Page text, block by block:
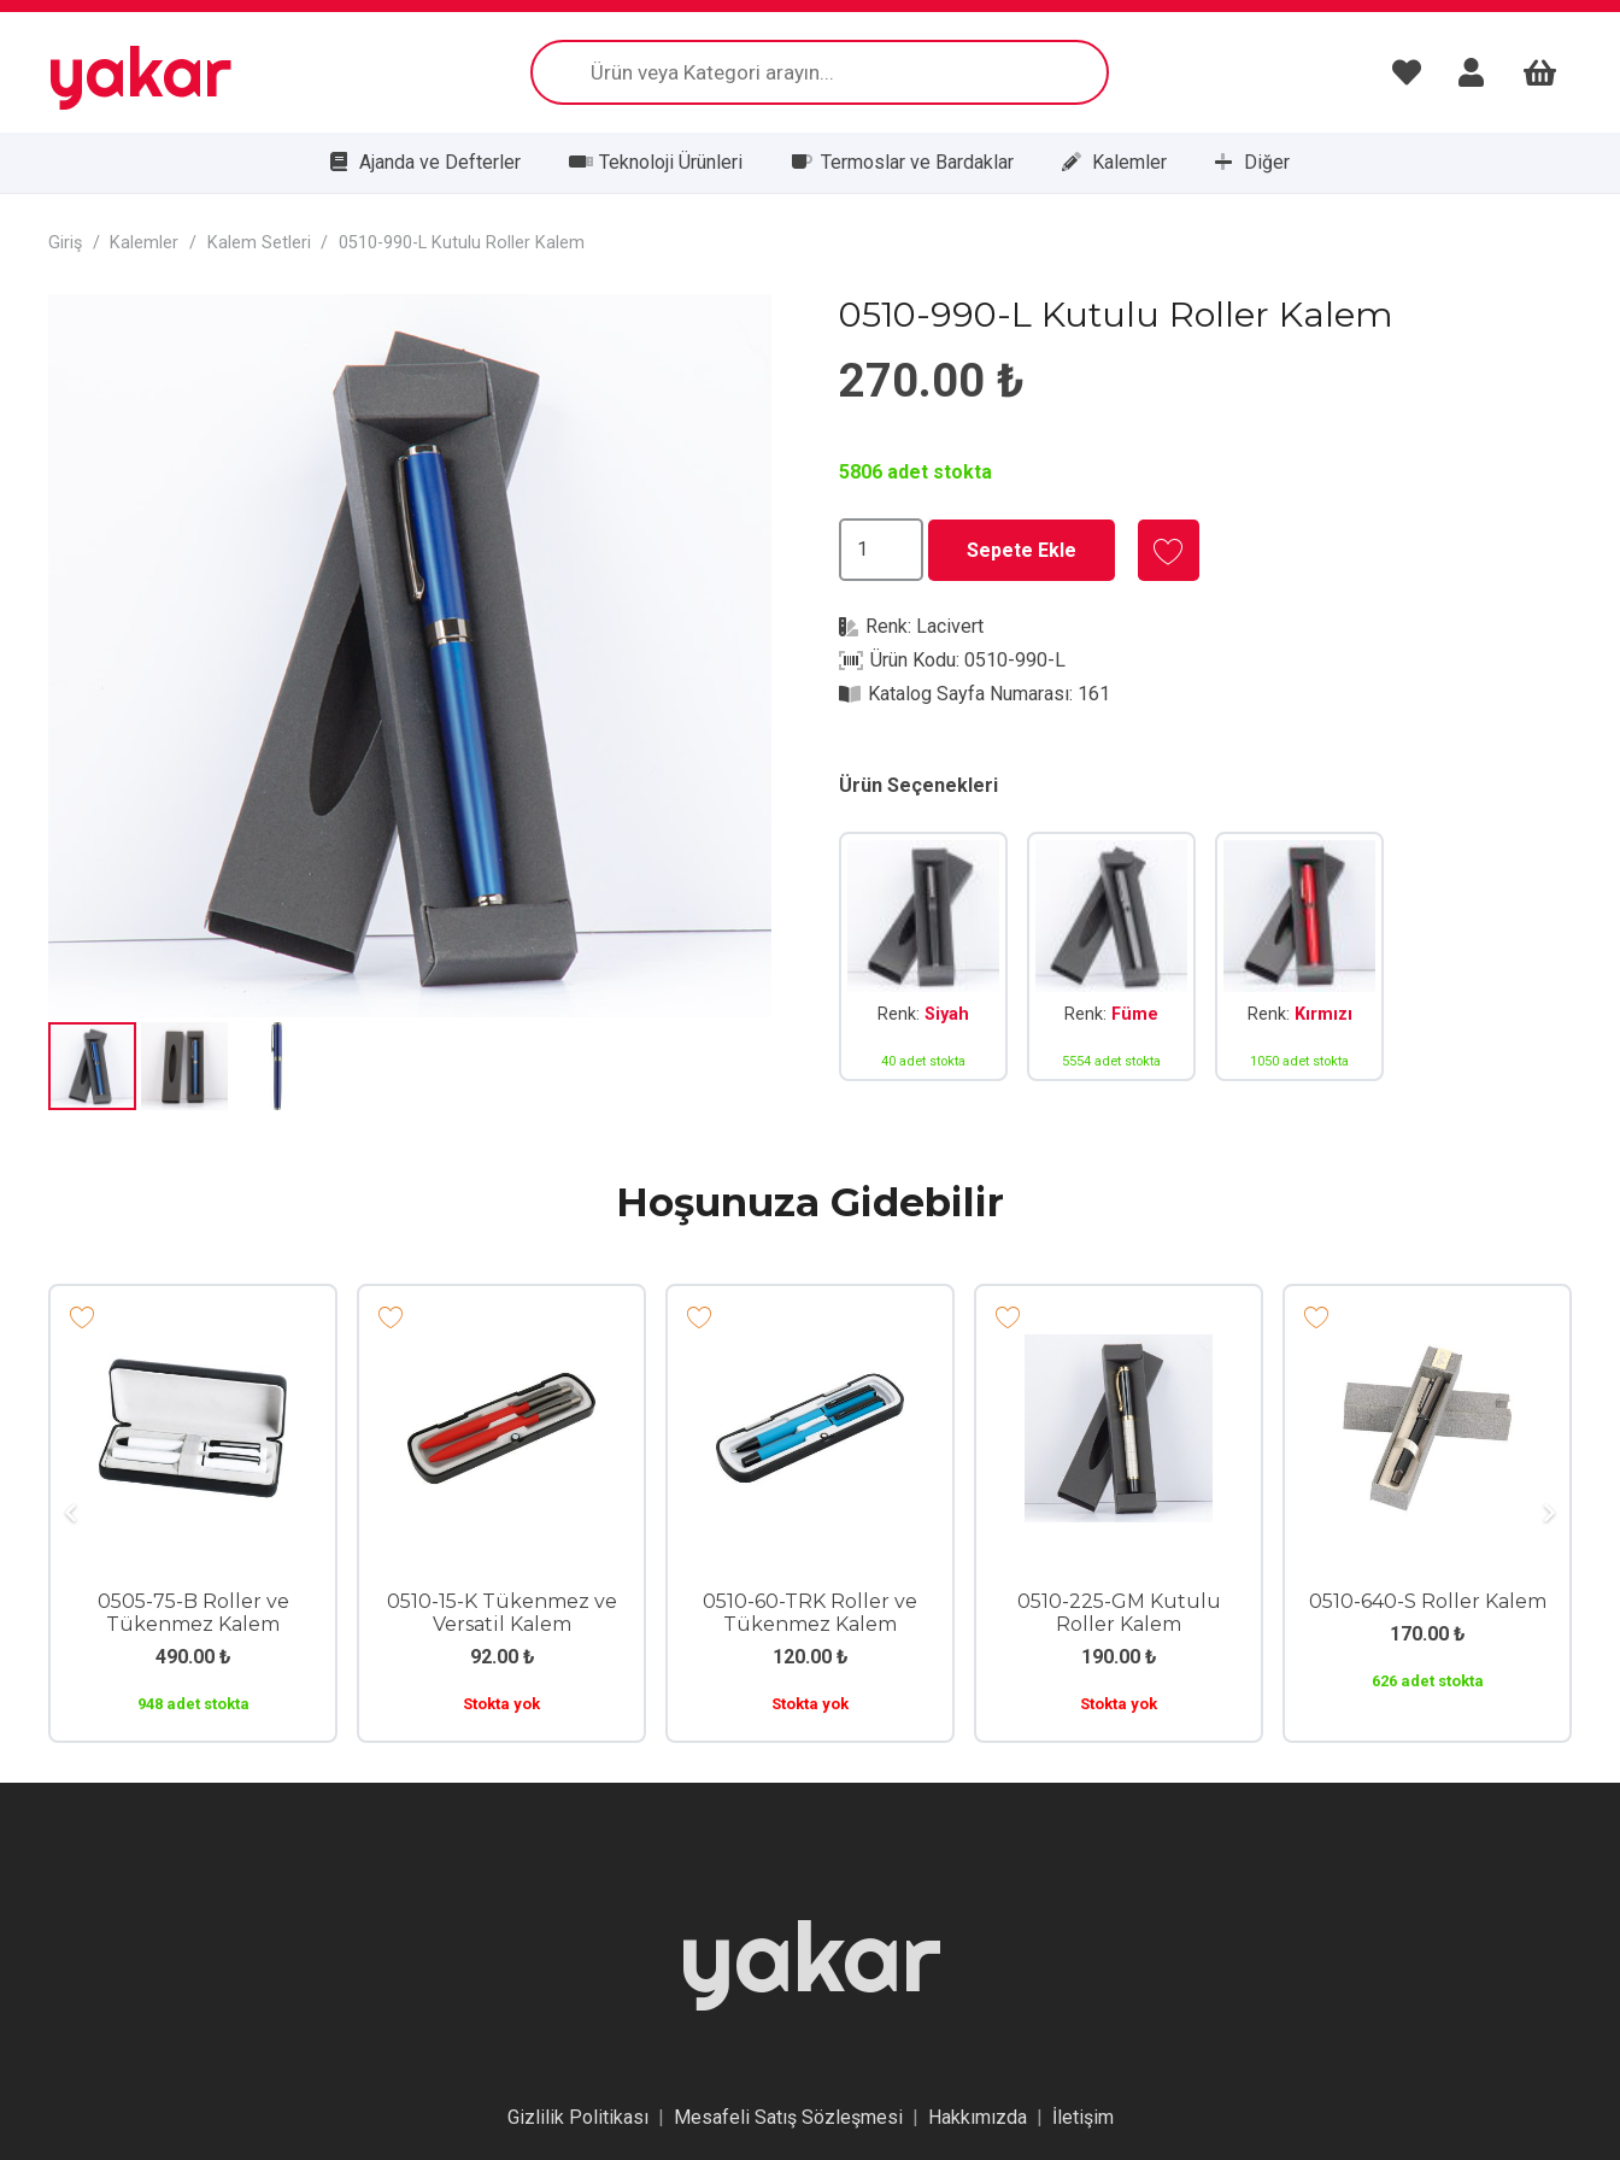
yakar
Products
search
Ajanda ve Defterler Teknoloji Ürünleri Termoslar ve Bardaklar Kalemler Diğer
Giriş / Kalemler / Kalem Setleri / 0510-990-L Kutulu Roller Kalem
0510-990-L Kutulu Roller Kalem
270.00 ₺
5806 adet stokta
Kutulu
Roller
Kalem
Sepete Ekle
Renk: Lacivert
Ürün Kodu:0510-990-L
Katalog Sayfa Numarası: 161
Ürün Seçenekleri
Renk: Siyah
40 adet stokta
Renk: Füme
5554 adet stokta
Renk: Kırmızı
1050 adet stokta
Hoşunuza Gidebilir
0505-75-B Roller ve
Tükenmez Kalem
490.00 ₺
948 adet stokta
0510-15-K Tükenmez ve
Versatil Kalem
92.00 ₺
Stokta yok
0510-60-TRK Roller ve
Tükenmez Kalem
120.00 ₺
Stokta yok
0510-225-GM Kutulu
Roller Kalem
190.00 ₺
Stokta yok
0510-640-S Roller Kalem
170.00 ₺
626 adet stokta
yakar
Gizlilik Politikası| Mesafeli Satış Sözleşmesi| Hakkımızda| İletişim